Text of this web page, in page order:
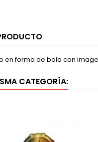
forma de bola con
CATEGORÍA: